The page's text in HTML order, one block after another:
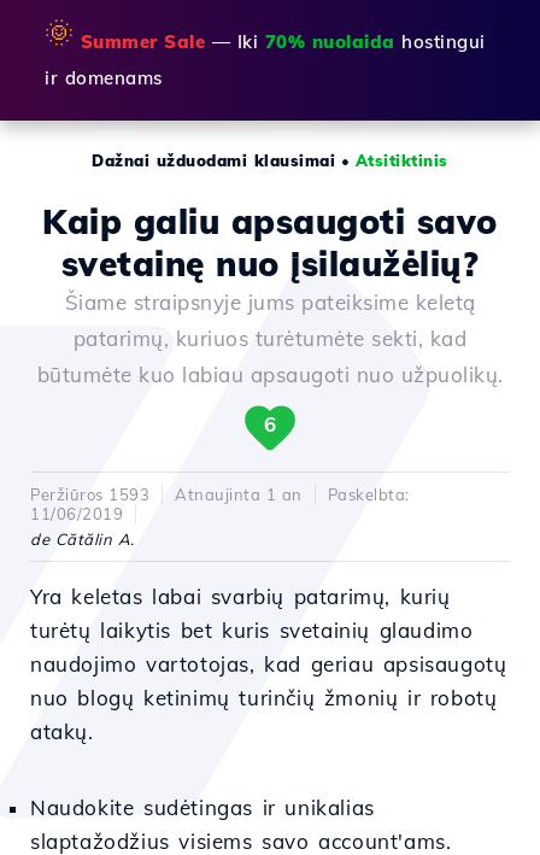
🌞 Summer Sale — Iki 70% nuolaida hostingui
ir domenams
Dažnai užduodami klausimai • Atsitiktinis
Kaip galiu apsaugoti savo
svetainę nuo įsilaužėlių?
Šiame straipsnyje jums pateiksime keletą
patarimų, kuriuos turėtumėte sekti, kad
būtumėte kuo labiau apsaugoti nuo užpuolikų.
6
Peržiūros 1593 Atnaujinta 1 an
Paskelbta:
11/06/2019
de Cătălin A.
Yra keletas labai svarbių patarimų, kurių
turėtų laikytis bet kuris svetainių glaudimo
naudojimo vartotojas, kad geriau apsisaugotų
nuo blogų ketinimų turinčių žmonių ir robotų
atakų.
Naudokite sudėtingas ir unikalias
slaptažodžius visiems savo account'ams.